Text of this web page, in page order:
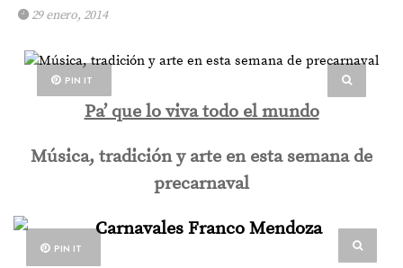
29 enero, 2014
PIN IT
Pa’ que lo viva todo el mundo
Música, tradición y arte en esta semana de
precarnaval
PIN IT